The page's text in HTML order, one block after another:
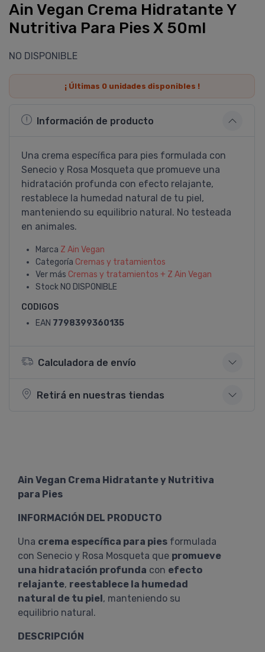
Ain Vegan Crema Hidratante Y
Nutritiva Para Pies X 50ml
NO DISPONIBLE
¡ Últimas 0unidades disponibles !
Información de producto
Una crema específica para pies formulada con
Senecio y Rosa Mosqueta que promueve una
hidratación profunda con efecto relajante,
restablece la humedad natural de tu piel,
manteniendo su equilibrio natural. No testeada
en animales.
Marca Z Ain Vegan
Categoría Cremas y tratamientos
Ver más Cremas y tratamientos + Z Ain Vegan
Stock NO DISPONIBLE
CODIGOS
EAN 7798399360135
Calculadora de envío
Retirá en nuestras tiendas
Ain Vegan Crema Hidratante y Nutritiva
para Pies
INFORMACIÓN DEL PRODUCTO
Una crema específica para pies formulada
con Senecio y Rosa Mosqueta que promueve
una hidratación profunda con efecto
relajante, reestablece la humedad
natural de tu piel, manteniendo su
equilibrio natural.
DESCRIPCIÓN